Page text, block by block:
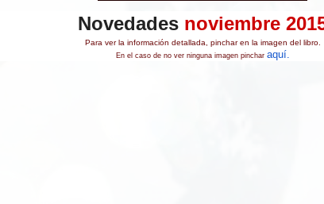
Novedades noviembre
Para ver la información detallada, pinchar en la imagen del libro.
En el caso de no ver ninguna imagen pinchar aquí.